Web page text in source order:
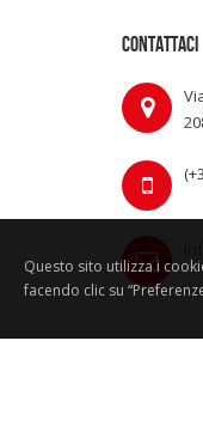
CONTATTACI
Questo sito utilizza i
facendo clic su